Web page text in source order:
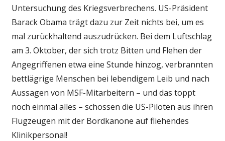
Untersuchung des Kriegsverbrechens. US-Präsident
Barack Obama trägt dazu zur Zeit nichts bei, um es
mal zurückhaltend auszudrücken. Bei dem Luftschlag
am 3. Oktober, der sich trotz Bitten und Flehen der
Angegriffenen etwa eine Stunde hinzog, verbrannten
bettlägrige Menschen bei lebendigem Leib und nach
Aussagen von MSF-Mitarbeitern – und das toppt
noch einmal alles – schossen die US-Piloten aus ihren
Flugzeugen mit der Bordkanone auf fliehendes
Klinikpersonal!